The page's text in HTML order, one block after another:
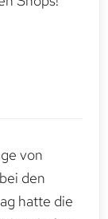
von
den
hatte die